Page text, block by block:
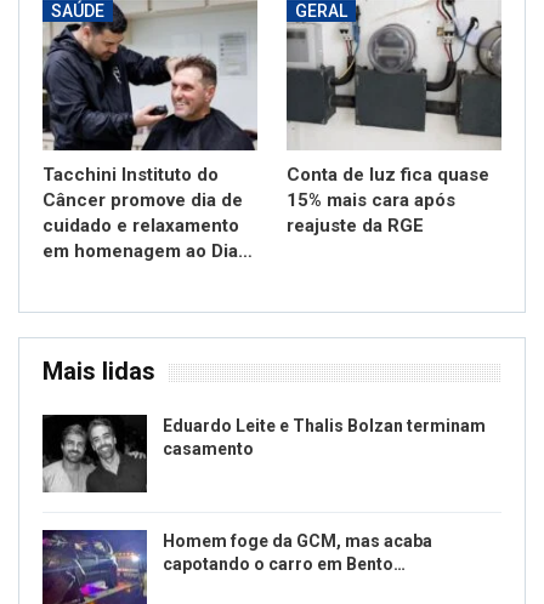
SAÚDE
Tacchini Instituto do
Câncer promove dia de
cuidado e relaxamento
em homenagem ao Dia…
GERAL
Conta de luz fica quase
15% mais cara após
reajuste da RGE
Mais lidas
Eduardo Leite e Thalis Bolzan terminam
casamento
Homem foge da GCM, mas acaba
capotando o carro em Bento…